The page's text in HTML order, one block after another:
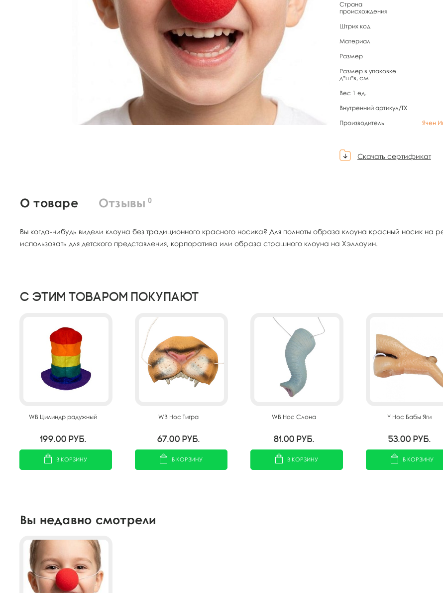
Страна
происхождения
Штрих код
Материал
Размер
Размер в упаковке
д*ш*в, см
Вес 1 ед.
Внутренний артикул/TX
Производитель
Ячен
Скачать сертификат
О товаре Отзывы 0
Вы когда-нибудь видели клоуна без традиционного красного носика? Для полноты образа клоуна красный носик
использовать для детского представления, корпоратива или образа страшного клоуна на Хэллоуин.
С этим товаром покупают
WB Цилиндр радужный
199.00 руб.
В КОРЗИНУ
WB Нос Тигра
67.00 руб.
В КОРЗИНУ
WB Нос Слона
81.00 руб.
В КОРЗИНУ
Y Нос Бабы Яги
53.00 руб.
В КОРЗИНУ
Вы недавно смотрели